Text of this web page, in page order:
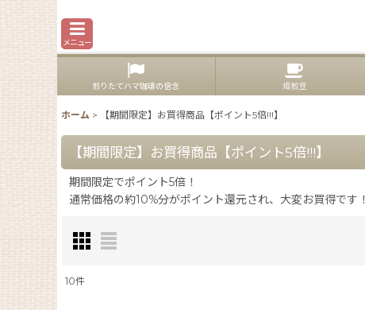
メニュー
煎りたてハマ珈琲の信念 焙煎豆
ホーム > 【期間限定】お買得商品【ポイント5倍!!!】
【期間限定】お買得商品【ポイント5倍!!!】
期間限定でポイント5倍！
通常価格の約10%分がポイント還元され、大変お買得です！
10件